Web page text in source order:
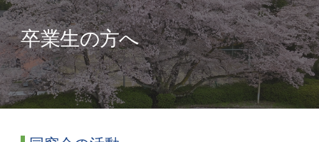
卒業生の方へ